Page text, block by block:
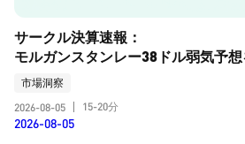
サークル決算速報：
モルガンスタンレー38ドル弱気予
市場洞察
2026-08-05
15-20分
2026-08-05